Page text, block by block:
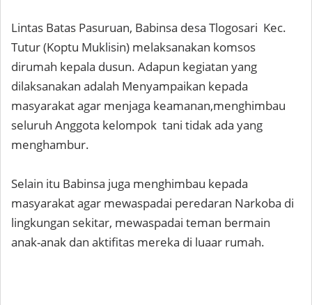
Lintas Batas Pasuruan, Babinsa desa Tlogosari Kec.
Tutur (Koptu Muklisin) melaksanakan komsos
dirumah kepala dusun. Adapun kegiatan yang
dilaksanakan adalah Menyampaikan kepada
masyarakat agar menjaga keamanan,menghimbau
seluruh Anggota kelompok tani tidak ada yang
menghambur.
Selain itu Babinsa juga menghimbau kepada
masyarakat agar mewaspadai peredaran Narkoba di
lingkungan sekitar, mewaspadai teman bermain
anak-anak dan aktifitas mereka di luaar rumah.